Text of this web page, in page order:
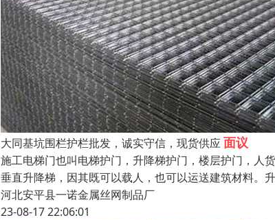
大同基坑围栏护栏批发，诚实守信，现货供应面议
施工电梯门也叫电梯护门，升降梯护门，楼层护门，人
垂直升降梯，因其既可以载人，也可以运送建筑材料。
河北安平县一诺金属丝网制品厂
23-08-17 22:06:01